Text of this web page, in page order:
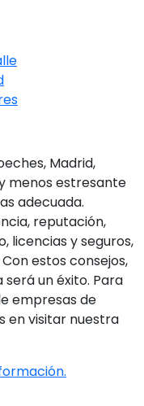
Madrid,
menos estresante
adecuada.
reputación,
licencias y seguros,
estos consejos,
un éxito. Para
empresas de
en visitar nuestra